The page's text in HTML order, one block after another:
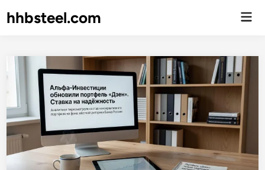
hhbsteel.com